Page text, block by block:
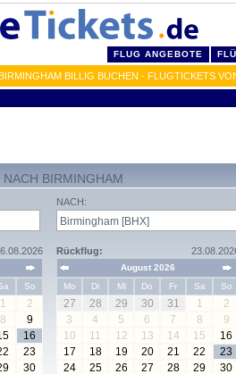
FLUG ANGEBOTE
BILLIG BUCHEN - FLUGTICKETS
BIRMINGHAM
So
1
2
8
9
16
23
30
NACH:
Rückflug:
August 2026
Mo
Di Mi Do Fr Sa So
27 28 29 30 31 1
2
3
4 5 6 7 8
9
10
11 12 13 14 15
16
17
18 19 20 21 22
23
24
25 26 27 28 29
30